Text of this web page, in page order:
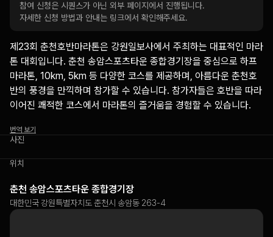
참여 신청은 시퀀스가 아닌 외부 페이지에서 진행됩니다.
자세한 신청 방법과 안내는 링크에서 확인해주세요.
제23회 춘천호반마라톤은 강원일보사에서 주최하는 대표적인 마라
톤 대회입니다. 춘천 송암스포츠타운 종합경기장을 중심으로 하프
마라톤, 10km, 5km 등 다양한 코스를 제공하며, 아름다운 춘천호
반의 풍경을 만끽하며 참가할 수 있습니다. 참가자들은 호반을 따라
이어진 쾌적한 코스에서 마라톤의 즐거움을 경험할 수 있습니다.
번역 보기
사진
위치
춘천 송암스포츠타운 종합경기장
대한민국 강원특별자치도 춘천시 송암동 263-4